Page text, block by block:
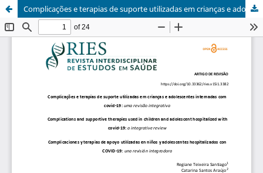
Complicações e terapias de suporte utilizadas em crianças e adolescentes internadas com covid-19: uma revisão integrativa